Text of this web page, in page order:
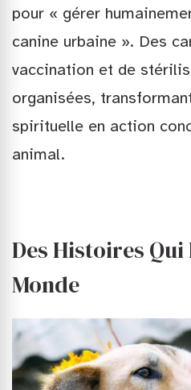
pour « gérer
canine urbaine ». Des
vaccination et de
organisées,
spirituelle en action
animal.
Des Histoires
Monde